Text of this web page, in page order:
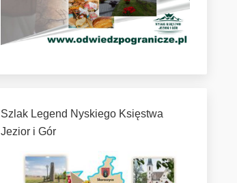
Szlak Legend Nyskiego Księstwa
Jezior i Gór